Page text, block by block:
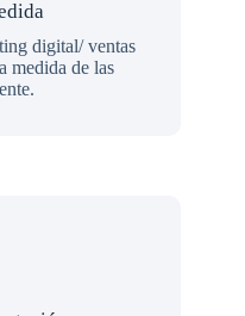
digital/ ventas
medida de las